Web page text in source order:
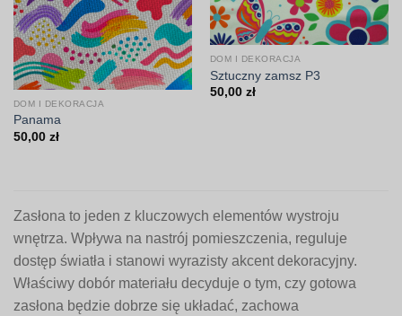
DOM I DEKORACJA
Panama
50,00 zł
DOM I DEKORACJA
Sztuczny zamsz P3
50,00 zł
Zasłona to jeden z kluczowych elementów wystroju
wnętrza. Wpływa na nastrój pomieszczenia, reguluje
dostęp światła i stanowi wyrazisty akcent dekoracyjny.
Właściwy dobór materiału decyduje o tym, czy gotowa
zasłona będzie dobrze się układać, zachowa